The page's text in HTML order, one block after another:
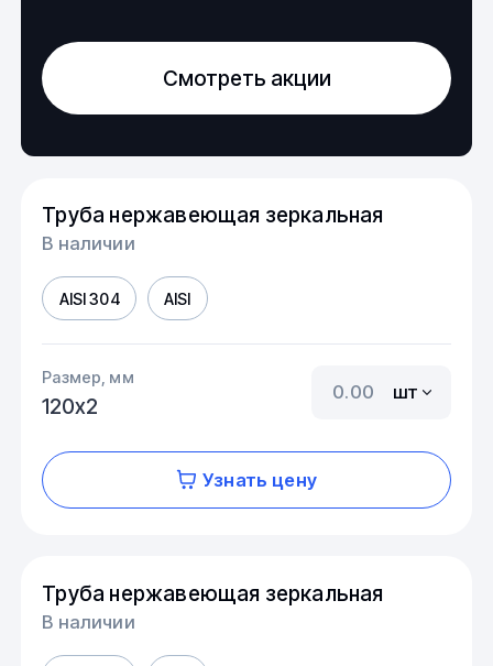
Смотреть акции
Труба нержавеющая зеркальная
В наличии
AISI 304 AISI
Размер, мм
120х2
шт
Узнать цену
Труба нержавеющая зеркальная
В наличии